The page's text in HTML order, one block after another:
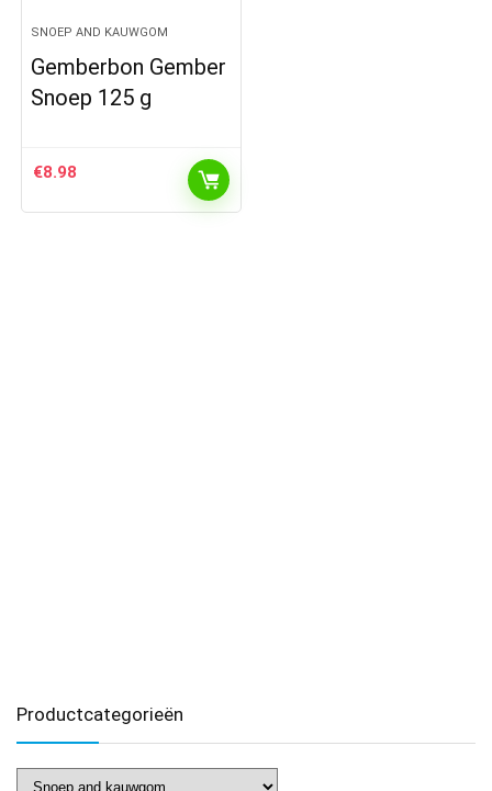
SNOEP AND KAUWGOM
Gemberbon Gember
Snoep 125 g
€8.98
Productcategorieën